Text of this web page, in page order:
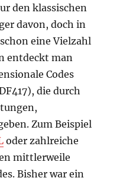
den klassischen
davon, doch in
eine Vielzahl
entdeckt man
Codes
die durch
Zum Beispiel
oder zahlreiche
mittlerweile
Bisher war ein